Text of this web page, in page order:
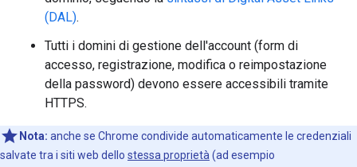
(DAL).
Tutti i domini di gestione dell'account (form di
accesso, registrazione, modifica o reimpostazione
della password) devono essere accessibili tramite
HTTPS.
Nota: anche se Chrome condivide automaticamente le credenziali
salvate tra i siti web dello stessa proprietà (ad esempio